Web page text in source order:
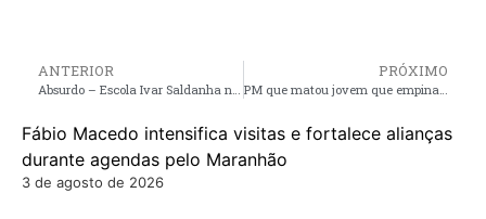
ANTERIOR PRÓXIMO
Fábio Macedo intensifica visitas e fortalece alianças
durante agendas pelo Maranhão
3 de agosto de 2026